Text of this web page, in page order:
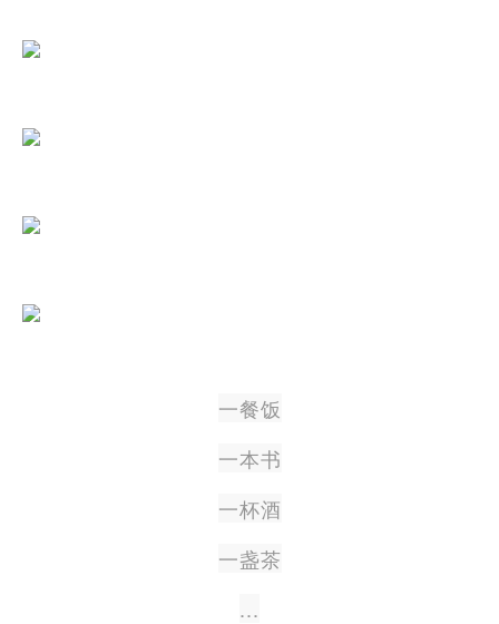
一餐饭
一本书
一杯酒
一盏茶
...